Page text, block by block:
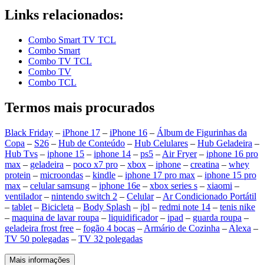
Links relacionados:
Combo Smart TV TCL
Combo Smart
Combo TV TCL
Combo TV
Combo TCL
Termos mais procurados
Black Friday – iPhone 17 – iPhone 16 – Álbum de Figurinhas da
Copa – S26 – Hub de Conteúdo – Hub Celulares – Hub Geladeira –
Hub Tvs – iphone 15 – iphone 14 – ps5 – Air Fryer– iphone 16 pro
max – geladeira – poco x7 pro – xbox – iphone – creatina – whey
protein – microondas – kindle – iphone 17 pro max – iphone 15 pro
max – celular samsung – iphone 16e – xbox series s – xiaomi –
ventilador– nintendo switch 2 – Celular– Ar Condicionado Portátil
– tablet – Bicicleta – Body Splash – jbl – redmi note 14 – tenis nike
– maquina de lavar roupa – liquidificador– ipad – guarda roupa –
geladeira frost free – fogão 4 bocas – Armário de Cozinha – Alexa –
TV 50 polegadas – TV 32 polegadas
Mais informações